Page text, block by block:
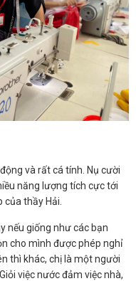
và rất cá tính. Nụ cười
năng lượng tích cực tới
thầy Hải.
nếu giống như các bạn
cho mình được phép nghỉ
thì khác, chị là một người
việc nước đảm việc nhà,
MIỄN PHÍ
24/7: